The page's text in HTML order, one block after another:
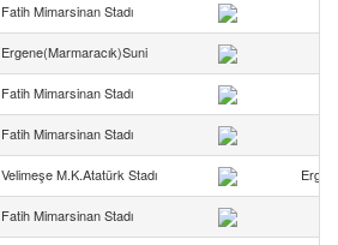
Fatih Mimarsinan Stadı
Ergene(Marmaracık)Suni
Fatih Mimarsinan Stadı
Fatih Mimarsinan Stadı
Velimeşe M.K.Atatürk Stadı
Fatih Mimarsinan Stadı